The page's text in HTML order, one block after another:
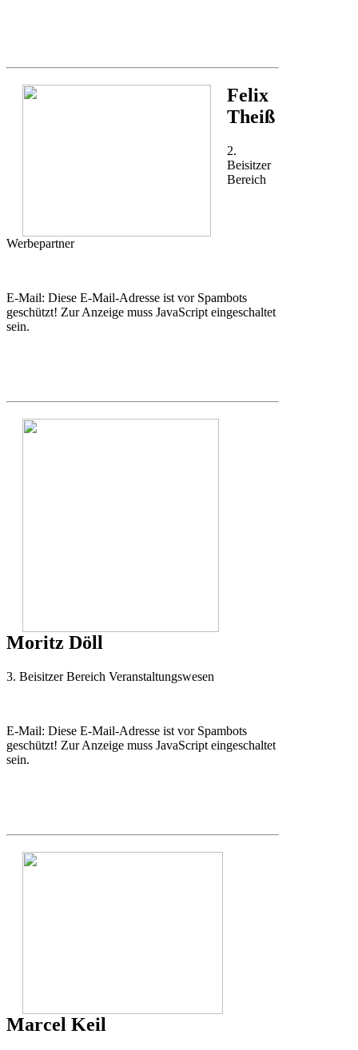
Felix
Theiß
2.
Beisitzer
Bereich
Werbepartner
E-Mail: Diese E-Mail-Adresse ist vor Spambots
geschützt! Zur Anzeige muss JavaScript eingeschaltet
sein.
Moritz Döll
3. Beisitzer Bereich Veranstaltungswesen
E-Mail: Diese E-Mail-Adresse ist vor Spambots
geschützt! Zur Anzeige muss JavaScript eingeschaltet
sein.
Marcel Keil